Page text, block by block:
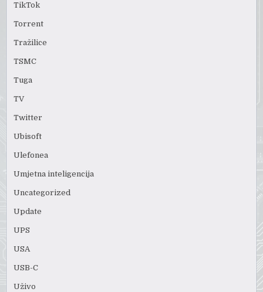
TikTok
Torrent
Tražilice
TSMC
Tuga
TV
Twitter
Ubisoft
Ulefonea
Umjetna inteligencija
Uncategorized
Update
UPS
USA
USB-C
Uživo